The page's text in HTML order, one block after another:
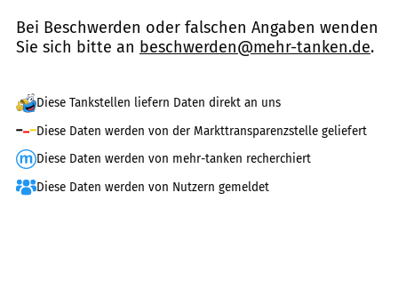
Bei Beschwerden oder falschen Angaben wenden
Sie sich bitte an beschwerden@mehr-tanken.de.
Diese Tankstellen liefern Daten direkt an uns
Diese Daten werden von der Markttransparenzstelle geliefert
Diese Daten werden von mehr-tanken recherchiert
Diese Daten werden von Nutzern gemeldet